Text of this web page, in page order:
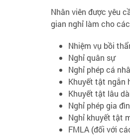
Nhân viên được yêu
gian nghỉ làm cho
Nhiệm vụ bồi
Nghỉ quân sự
Nghỉ phép cá
Khuyết tật ngắn
Khuyết tật lâu
Nghỉ phép gia
Nghỉ khuyết tật
FMLA (đối với